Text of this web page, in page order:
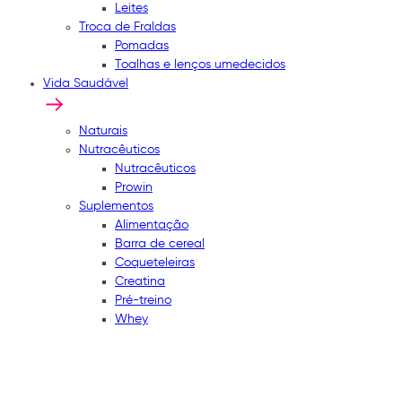
Leites
Troca de Fraldas
Pomadas
Toalhas e lenços umedecidos
Vida Saudável
Naturais
Nutracêuticos
Nutracêuticos
Prowin
Suplementos
Alimentação
Barra de cereal
Coqueteleiras
Creatina
Pré-treino
Whey